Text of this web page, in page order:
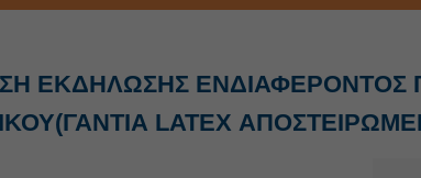
ΕΚΔΗΛΩΣΗΣ ΕΝΔΙΑΦΕΡΟΝΤΟΣ
LATEX